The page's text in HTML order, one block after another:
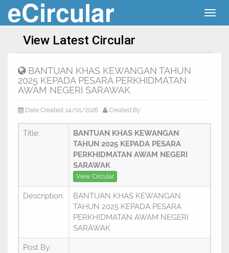
eCircular
View Latest Circular
BANTUAN KHAS KEWANGAN TAHUN
2025 KEPADA PESARA PERKHIDMATAN
AWAM NEGERI SARAWAK
Date Created: 14/01/2026 Created By:
Title:
BANTUAN KHAS KEWANGAN
TAHUN 2025 KEPADA PESARA
PERKHIDMATAN AWAM NEGERI
SARAWAK
View Circular
Description:
BANTUAN KHAS KEWANGAN
TAHUN 2025 KEPADA PESARA
PERKHIDMATAN AWAM NEGERI
SARAWAK
Post By: